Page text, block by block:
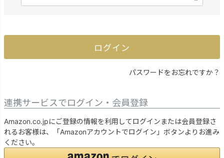
必
ログイン
パスワードをお忘れですか？
連携サービスでログイン・会員登録
Amazon.co.jpにご登録の情報を利用してログインまたは会員登録さ
れるお客様は、「Amazonアカウントでログイン」ボタンよりお進み
ください。